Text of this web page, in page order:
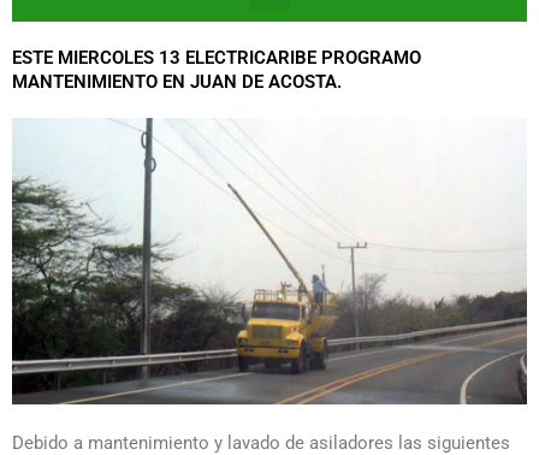
ESTE MIERCOLES 13 ELECTRICARIBE PROGRAMO
MANTENIMIENTO EN JUAN DE ACOSTA.
Debido a mantenimiento y lavado de asiladores las siguientes